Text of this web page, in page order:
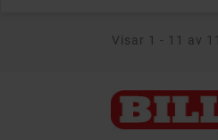
Visar 1 - 11 av